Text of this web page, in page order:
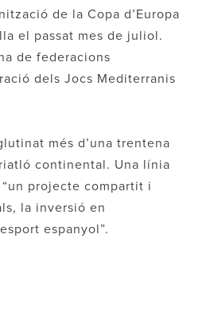
de la Copa d’Europa
el passat mes de juliol.
de federacions
dels Jocs Mediterranis
més d’una trentena
continental. Una línia
projecte compartit i
la inversió en
espanyol”.